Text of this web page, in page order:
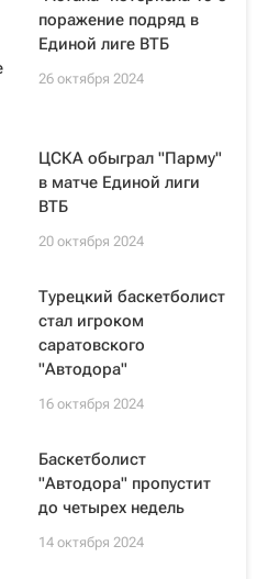
поражение подряд в
Единой лиге ВТБ
26 октября 2024
ЦСКА обыграл "Парму"
в матче Единой лиги
ВТБ
20 октября 2024
Турецкий баскетболист
стал игроком
саратовского
"Автодора"
16 октября 2024
Баскетболист
"Автодора" пропустит
до четырех недель
14 октября 2024